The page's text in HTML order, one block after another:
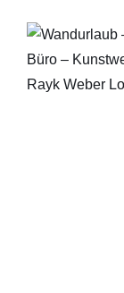
Inhalt
springen